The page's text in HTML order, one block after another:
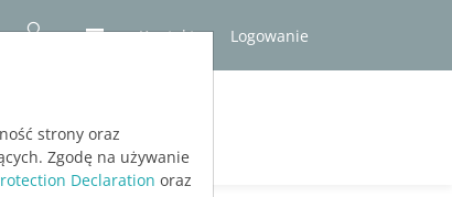
Kontakt
Logowanie
strony oraz
Zgodę na używanie
Declaration oraz